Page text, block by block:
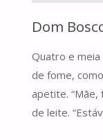
Dom
Quatro e meia
de fome,
apetite. “Mãe,
de leite.